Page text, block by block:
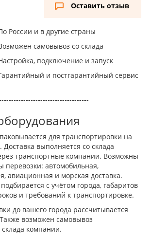
Оставить отзыв
России и в другие страны
самовывоз со склада
подключение и запуск
и постгарантийный сервис
для транспортировки на
Доставка выполняется со склада
транспортные компании. Возможны
перевозки: автомобильная,
авиационная и морская доставка.
с учётом города, габаритов
и требований к транспортировке.
до вашего города рассчитывается
возможен самовывоз
компании.